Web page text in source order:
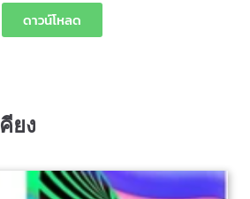
ดาวน์โหลด
ยง